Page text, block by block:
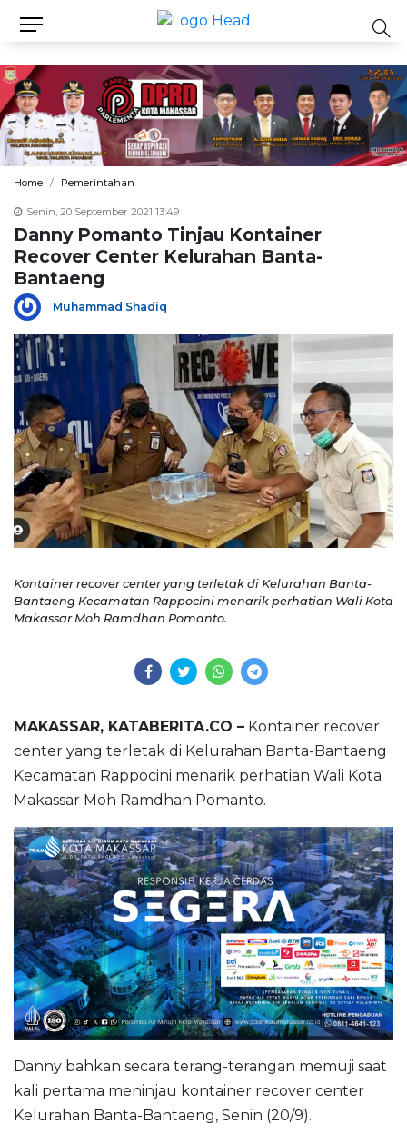
Home Pemerintahan
Senin, 20 September 2021 13:49
Danny Pomanto Tinjau Kontainer
Recover Center Kelurahan Banta-
Bantaeng
Muhammad Shadiq
Kontainer recover center yang terletak di Kelurahan Banta-
Bantaeng Kecamatan Rappocini menarik perhatian Wali Kota
Makassar Moh Ramdhan Pomanto.
MAKASSAR, KATABERITA.CO – Kontainer recover
center yang terletak di Kelurahan Banta-Bantaeng
Kecamatan Rappocini menarik perhatian Wali Kota
Makassar Moh Ramdhan Pomanto.
Danny bahkan secara terang-terangan memuji saat
kali pertama meninjau kontainer recover center
Kelurahan Banta-Bantaeng, Senin (20/9).